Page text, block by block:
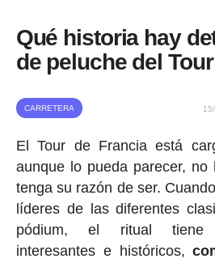
Qué historia hay
de peluche del
CARRETERA
El Tour de Francia está
aunque lo pueda parecer,
tenga su razón de ser.
líderes de las diferentes
pódium, el ritual tiene
interesantes e históricos,